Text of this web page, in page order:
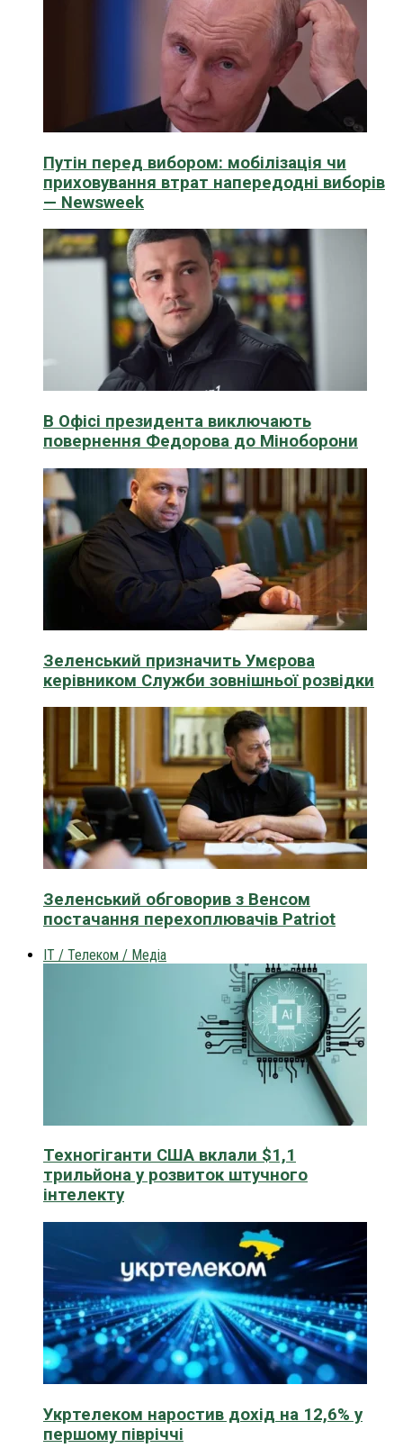
Путін перед вибором: мобілізація чи
приховування втрат напередодні виборів
— Newsweek
В Офісі президента виключають
повернення Федорова до Міноборони
Зеленський призначить Умєрова
керівником Служби зовнішньої розвідки
Зеленський обговорив з Венсом
постачання перехоплювачів Patriot
IT / Телеком / Медіа
Техногіганти США вклали $1,1
трильйона у розвиток штучного
інтелекту
Укртелеком наростив дохід на 12,6% у
першому півріччі